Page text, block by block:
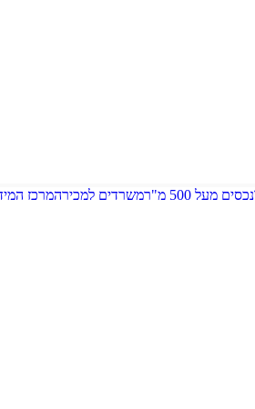
נכסים מעל 500 מ"ר משרדים למכירהמרכז